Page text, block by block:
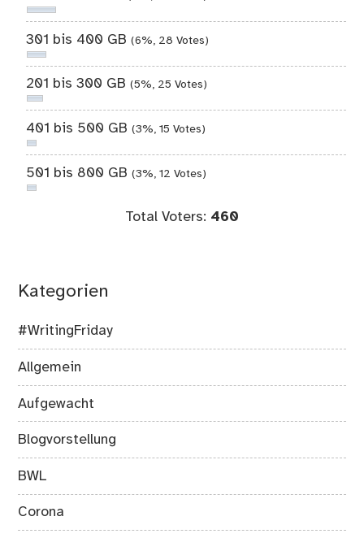
301 bis 400 GB(6%, 28 Votes)
201 bis 300 GB(5%, 25 Votes)
401 bis 500 GB(3%, 15 Votes)
501 bis 800 GB(3%, 12 Votes)
Total Voters: 460
Kategorien
#WritingFriday
Allgemein
Aufgewacht
Blogvorstellung
BWL
Corona